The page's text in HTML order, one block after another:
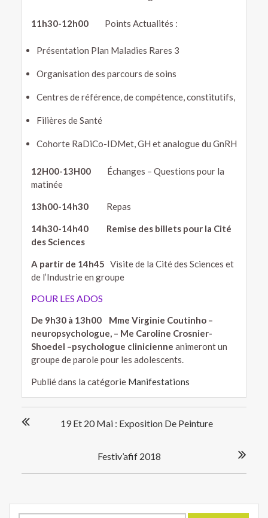
11h30-12h00Points Actualités :
Présentation Plan Maladies Rares 3
Organisation des parcours de soins
Centres de référence, de compétence, constitutifs,
Filières de Santé
Cohorte RaDiCo-IDMet, GH et analogue du GnRH
12H00-13H00Échanges – Questions pour la
matinée
13h00-14h30 Repas
14h30-14h40
Remise des billets pour la Cité
des Sciences
A partir de 14h45 Visite de la Cité des Sciences et
de l’Industrie en groupe
POUR LES ADOS
De 9h30 à 13h00Mme Virginie Coutinho –
neuropsychologue, – Me Caroline Crosnier-
Shoedel –psychologue clinicienne animeront un
groupe de parole pour les adolescents.
Publié dans la catégorie Manifestations
de
19 Et 20 Mai : Exposition De Peinture
Festiv’afif 2018